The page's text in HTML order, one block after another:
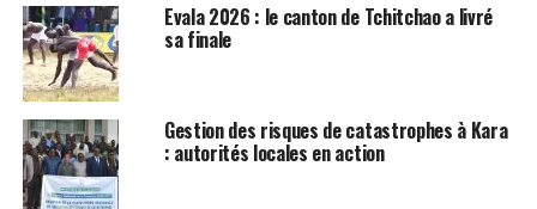
Evala 2026 : le canton de Tchitchao a livré
sa finale
Gestion des risques de catastrophes à Kara
: autorités locales en action